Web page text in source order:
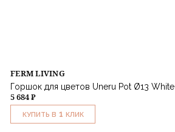
FERM LIVING
Горшок для цветов Uneru Pot Ø13 White
5 684 ₽
КУПИТЬ В 1 КЛИК